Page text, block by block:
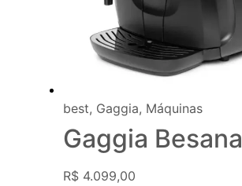
best, Gaggia, Máquinas
Gaggia Besana
R$ 4.099,00